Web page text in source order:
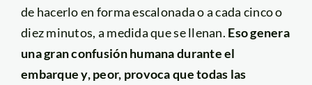
de hacerlo en forma escalonada o a cada cinco o
diez minutos, a medida que se llenan. Eso genera
una gran confusión humana durante el
embarque y, peor, provoca que todas las